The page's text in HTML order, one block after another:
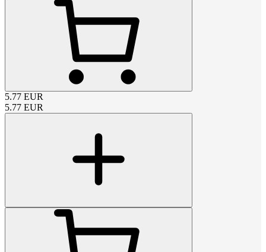
5.77 EUR
5.77 EUR